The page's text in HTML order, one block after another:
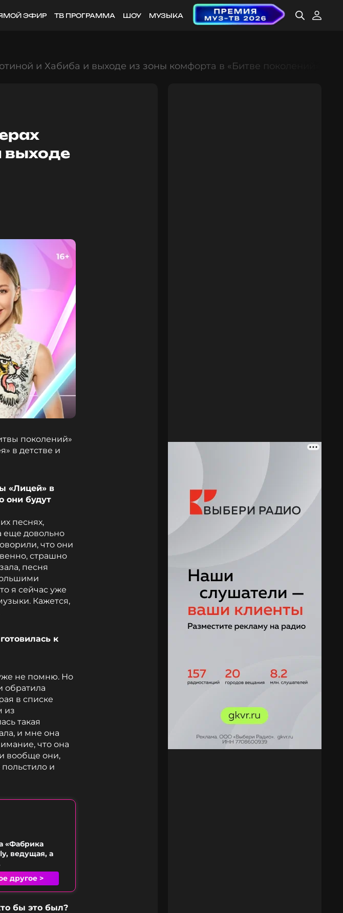
ЭФИР ТВ ПРОГРАММА ШОУ МУЗЫКА
и Хабиба и выходе из зоны комфорта в «Битве поколений»
выходе
поколений»
в детстве и
«Лицей» в
они будут
песнях,
еще довольно
что они
страшно
песня
я сейчас уже
Кажется,
к
не помню. Но
обратила
в списке
из
такая
и мне она
что она
вообще они,
и
«Фабрика
ведущая, а
другое >
бы это был?